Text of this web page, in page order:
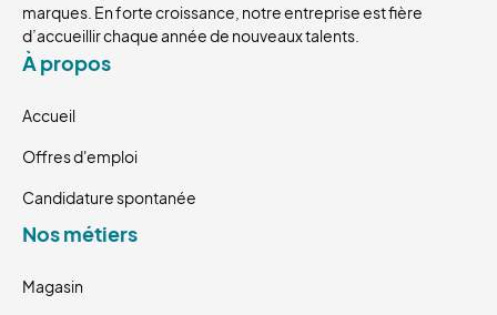
marques. En forte croissance, notre entreprise est fière
d’accueillir chaque année de nouveaux talents.
À propos
Accueil
Offres d'emploi
Candidature spontanée
Nos métiers
Magasin